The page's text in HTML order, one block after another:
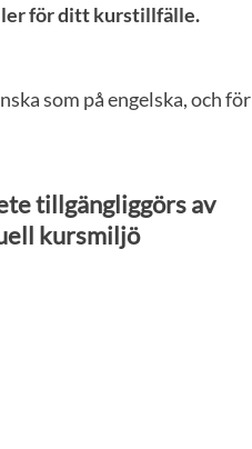
för ditt kurstillfälle.
som på engelska, och för
tillgängliggörs av
kursmiljö